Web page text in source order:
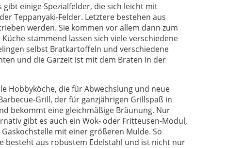
einige Spezialfelder, die sich leicht mit
Teppanyaki-Felder. Letztere bestehen aus
werden. Sie kommen vor allem dann zum
stammend lassen sich viele verschiedene
selbst Bratkartoffeln und verschiedene
und die Garzeit ist mit dem Braten in der
Hobbyköche, die für Abwechslung und neue
Grill, der für ganzjährigen Grillspaß in
bekommt eine gleichmäßige Bräunung. Nur
gibt es auch ein Wok- oder Fritteusen-Modul,
mit einer größeren Mulde. So
besteht aus robustem Edelstahl und ist nicht nur